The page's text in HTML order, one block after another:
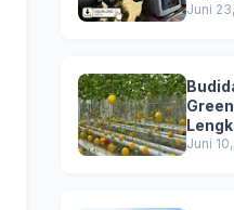
Juni
Juni